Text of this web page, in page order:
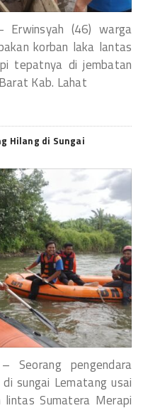
Erwinsyah (46) warga
korban laka lantas
tepatnya di jembatan
Kab. Lahat
Hilang di Sungai
Seorang pengendara
sungai Lematang usai
lintas Sumatera Merapi